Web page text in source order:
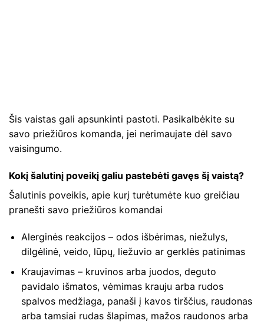
Šis vaistas gali apsunkinti pastoti. Pasikalbėkite su
savo priežiūros komanda, jei nerimaujate dėl savo
vaisingumo.
Kokį šalutinį poveikį galiu pastebėti gavęs šį vaistą?
Šalutinis poveikis, apie kurį turėtumėte kuo greičiau
pranešti savo priežiūros komandai
Alerginės reakcijos – odos išbėrimas, niežulys,
dilgėlinė, veido, lūpų, liežuvio ar gerklės patinimas
Kraujavimas – kruvinos arba juodos, deguto
pavidalo išmatos, vėmimas krauju arba rudos
spalvos medžiaga, panaši į kavos tirščius, raudonas
arba tamsiai rudas šlapimas, mažos raudonos arba